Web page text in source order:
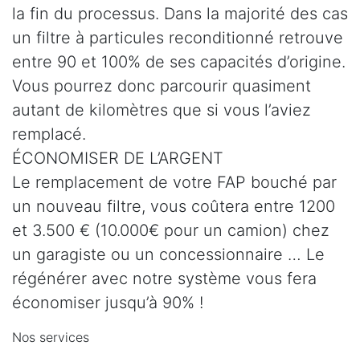
la fin du processus. Dans la majorité des cas
un filtre à particules reconditionné retrouve
entre 90 et 100% de ses capacités d’origine.
Vous pourrez donc parcourir quasiment
autant de kilomètres que si vous l’aviez
remplacé.
ÉCONOMISER DE L’ARGENT
Le remplacement de votre FAP bouché par
un nouveau filtre, vous coûtera entre 1200
et 3.500 € (10.000€ pour un camion) chez
un garagiste ou un concessionnaire … Le
régénérer avec notre système vous fera
économiser jusqu’à 90% !
Nos services